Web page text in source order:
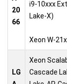
20
66
i9-10xxx
Lake-X)
Xeon W-
LG
Xeon
Cascade